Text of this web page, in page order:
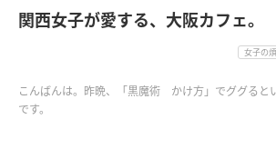
関西女子が愛する、大阪カフェ。
女子の
こんばんは。昨晩、「黒魔術 かけ方」でググると
です。